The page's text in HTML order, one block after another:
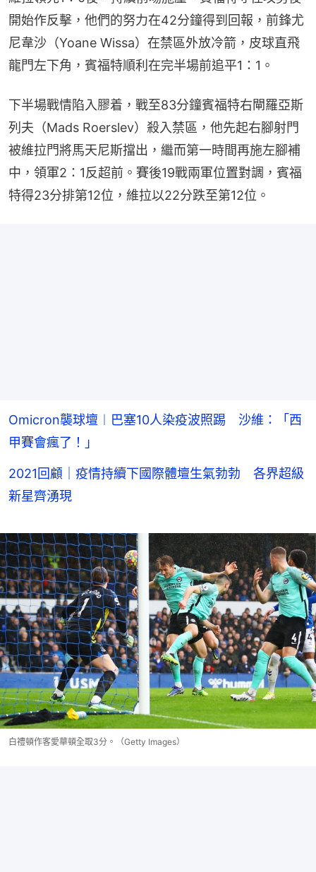
開始作反擊，他們的努力在42分鐘得到回報，前鋒尤
尼韋沙（Yoane Wissa）在禁區外放冷箭，皮球直飛
龍門左下角，賓福特順利在完半場前追平1：1。
下半場戰情陷入膠着，戰至83分鐘賓福特右閘羅亞斯
列夫（Mads Roerslev）殺入禁區，他先起右腳射門
被維拉門將馬天尼斯擋出，繼而第一時間再施左腳補
中，領軍2：1反超前。賽後19戰兩軍位置對調，賓福
特得23分排第12位，維拉以22分跌至第12位。
Omicron襲球壇︱巴塞10人染疫波照踢 沙維：「西
甲賽會瘋了！」
2021回顧｜疫情持續下國際體壇生氣勃勃 各界超級
新星齊湧現
白禮頓作客愛華頓全取3分。（Getty Images）